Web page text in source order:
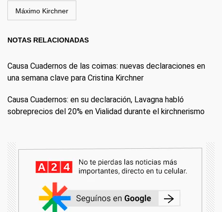
Máximo Kirchner
NOTAS RELACIONADAS
Causa Cuadernos de las coimas: nuevas declaraciones en
una semana clave para Cristina Kirchner
Causa Cuadernos: en su declaración, Lavagna habló
sobreprecios del 20% en Vialidad durante el kirchnerismo